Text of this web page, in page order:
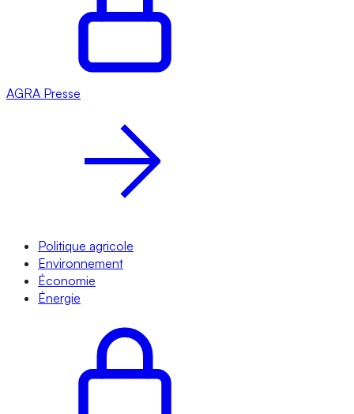
AGRA Presse
Politique agricole
Environnement
Économie
Énergie